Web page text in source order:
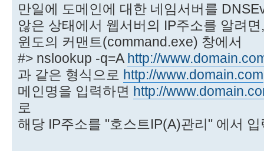
만일에 도메인에 대한 네임서버를
않은 상태에서 웹서버의 IP주소를 알려면,
윈도의 커맨트(command.exe) 창에서
#> nslookup -q=A http://
과 같은 형식으로 http://www.domain.com
메인명을 입력하면 http://
로
해당 IP주소를 "호스트IP(A)관리" 에서